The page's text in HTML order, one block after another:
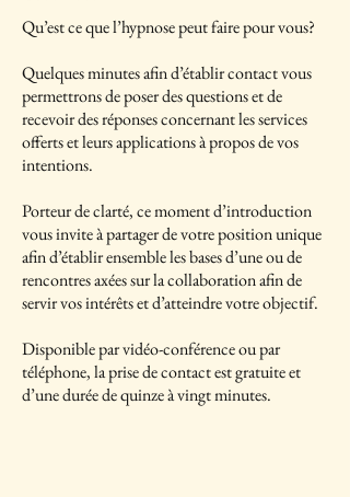
Qu’est ce que l’hypnose peut faire pour vous?
Quelques minutes afin d’établir contact vous
permettrons de poser des questions et de
recevoir des réponses concernant les services
offerts et leurs applications à propos de vos
intentions.
Porteur de clarté, ce moment d’introduction
vous invite à partager de votre position unique
afin d’établir ensemble les bases d’une ou de
rencontres axées sur la collaboration afin de
servir vos intérêts et d’atteindre votre objectif.
Disponible par vidéo-conférence ou par
téléphone, la prise de contact est gratuite et
d’une durée de quinze à vingt minutes.